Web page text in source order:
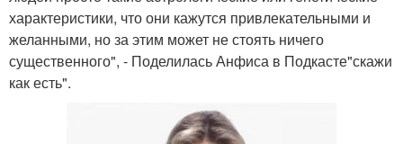
характеристики, что они кажутся привлекательными и
желанными, но за этим может не стоять ничего
существенного", - Поделилась Анфиса в Подкасте"скажи
как есть".